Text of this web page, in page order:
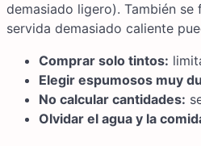
demasiado ligero). También
servida demasiado caliente
Comprar solo tintos:
Elegir espumosos muy
No calcular cantidades:
Olvidar el agua y la